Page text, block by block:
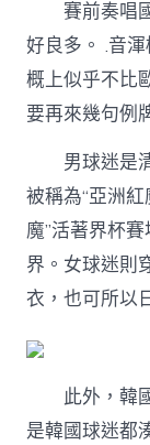
賽前奏唱國
好良多。 .音
概上似乎不比
要再來幾句
男球迷是
被稱為“亞洲
魔”活著界杯
界。女球迷則
衣，也可所以
此外，韓國
是韓國球迷都